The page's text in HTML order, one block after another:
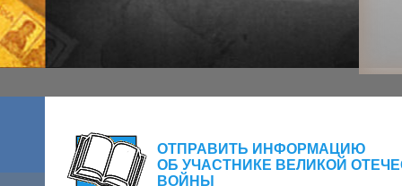
ОТПРАВИТЬ ИНФОРМАЦИЮ
ОБ УЧАСТНИКЕ ВЕЛИКОЙ
ВОЙНЫ